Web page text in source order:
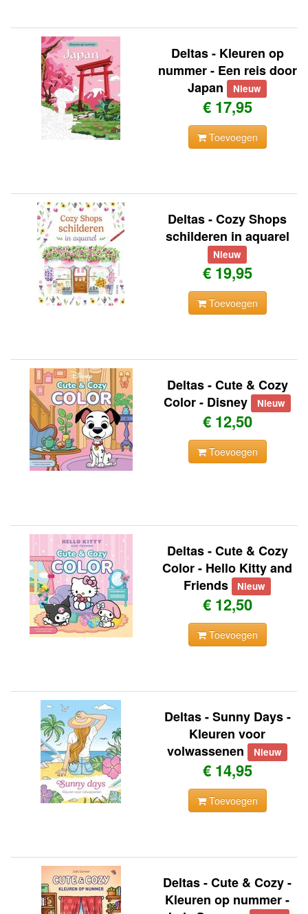
Deltas - Kleuren op
nummer - Een reis door
Japan Nieuw
€ 17,95
Toevoegen
Deltas - Cozy Shops
schilderen in aquarel
Nieuw
€ 19,95
Toevoegen
Deltas - Cute & Cozy
Color - Disney Nieuw
€ 12,50
Toevoegen
Deltas - Cute & Cozy
Color - Hello Kitty and
Friends
Nieuw
€ 12,50
Toevoegen
Deltas - Sunny Days -
Kleuren voor
volwassenen Nieuw
€ 14,95
Toevoegen
Deltas - Cute & Cozy -
Kleuren op nummer -